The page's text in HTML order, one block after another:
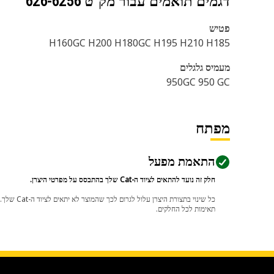
פטיש
H160GC H200 H180GC H195 H210 H185
מעמיס גלגלים
950GC 950 GC
מפתח
התאמת מפעל
חלק זה נועד להתאים לציוד ה-Cat שלך בהתבסס על מפרטי היצרן.
תאימות לכל החלקים.